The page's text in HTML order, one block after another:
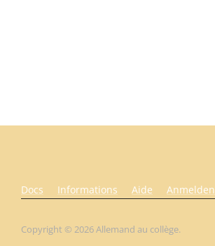
Docs Informations Aide Anmelden
Copyright © 2026 Allemand au collège.